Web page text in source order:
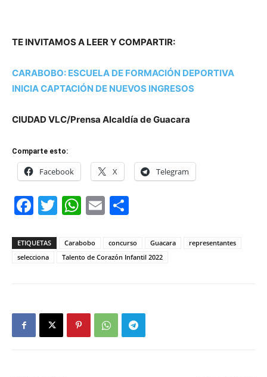
TE INVITAMOS A LEER Y COMPARTIR:
CARABOBO: ESCUELA DE FORMACIÓN DEPORTIVA
INICIA CAPTACIÓN DE NUEVOS INGRESOS
CIUDAD VLC/Prensa Alcaldía de Guacara
Comparte esto:
Facebook X Telegram
Facebook
Twitter
WhatsApp
Email
ETIQUETAS Carabobo concurso Guacara
representantes
selecciona
Talento de Corazón Infantil 2022